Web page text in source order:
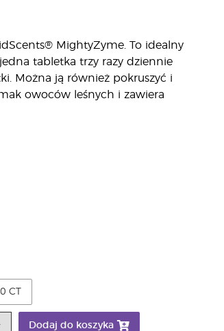
MightyZyme. To idealny
tabletka trzy razy dziennie
Można ją również pokruszyć i
owoców leśnych i zawiera
CT
Dodaj do koszyka